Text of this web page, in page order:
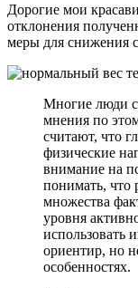
Дорогие мои
отклонения
меры для снижения
Многие люди
мнения по
считают, что
физические
внимание на
понимать, что
множества
уровня
использовать
ориентир, но
особенностях.